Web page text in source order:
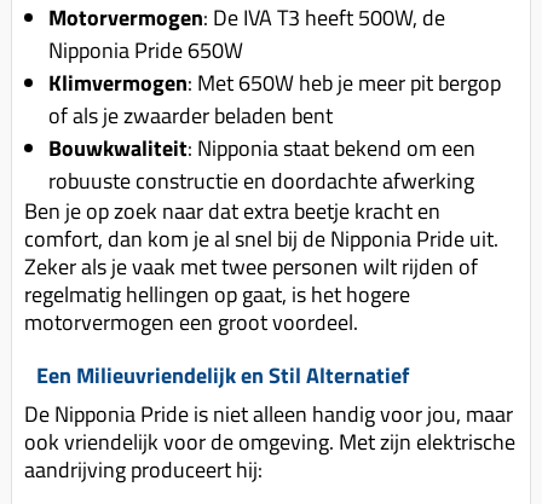
Motorvermogen: De IVA T3 heeft 500W, de
Nipponia Pride 650W
Klimvermogen: Met 650W heb je meer pit bergop
of als je zwaarder beladen bent
Bouwkwaliteit: Nipponia staat bekend om een
robuuste constructie en doordachte afwerking
Ben je op zoek naar dat extra beetje kracht en
comfort, dan kom je al snel bij de Nipponia Pride uit.
Zeker als je vaak met twee personen wilt rijden of
regelmatig hellingen op gaat, is het hogere
motorvermogen een groot voordeel.
Een Milieuvriendelijk en Stil Alternatief
De Nipponia Pride is niet alleen handig voor jou, maar
ook vriendelijk voor de omgeving. Met zijn elektrische
aandrijving produceert hij: